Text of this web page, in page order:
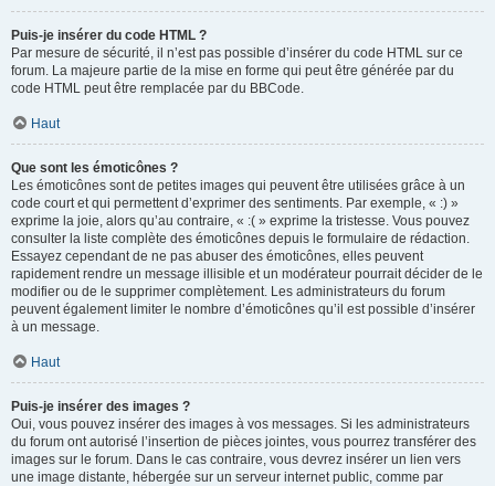
Puis-je insérer du code HTML ?
Par mesure de sécurité, il n’est pas possible d’insérer du code HTML sur ce
forum. La majeure partie de la mise en forme qui peut être générée par du
code HTML peut être remplacée par du BBCode.
Haut
Que sont les émoticônes ?
Les émoticônes sont de petites images qui peuvent être utilisées grâce à un
code court et qui permettent d’exprimer des sentiments. Par exemple, « :) »
exprime la joie, alors qu’au contraire, « :( » exprime la tristesse. Vous pouvez
consulter la liste complète des émoticônes depuis le formulaire de rédaction.
Essayez cependant de ne pas abuser des émoticônes, elles peuvent
rapidement rendre un message illisible et un modérateur pourrait décider de le
modifier ou de le supprimer complètement. Les administrateurs du forum
peuvent également limiter le nombre d’émoticônes qu’il est possible d’insérer
à un message.
Haut
Puis-je insérer des images ?
Oui, vous pouvez insérer des images à vos messages. Si les administrateurs
du forum ont autorisé l’insertion de pièces jointes, vous pourrez transférer des
images sur le forum. Dans le cas contraire, vous devrez insérer un lien vers
une image distante, hébergée sur un serveur internet public, comme par